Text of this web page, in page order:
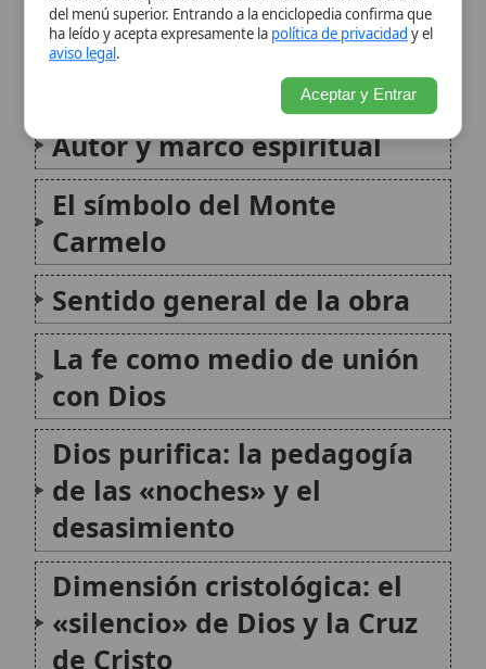
La fe como medio de unión
con Dios
Dios purifica: la pedagogía
de las «noches» y el
desasimiento
Dimensión cristológica: el
«silencio» de Dios y la Cruz
de Cristo
Eclesialidad de la fe: Iglesia
como norma y medicina
Vida teologal: fe, esperanza y
caridad
Experiencia mística y
actualidad del mensaje
Influencia y lugares de
memoria